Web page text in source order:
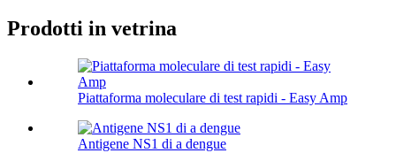
Prodotti in vetrina
Piattaforma moleculare di test rapidi - Easy Amp
Antigene NS1 di a dengue